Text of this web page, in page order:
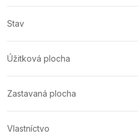
Stav
Úžitková plocha
Zastavaná plocha
Vlastníctvo